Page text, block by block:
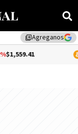
library_addAgreganos